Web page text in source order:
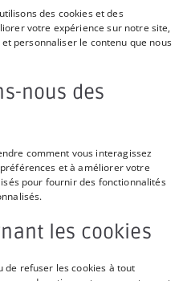
des cookies et des
votre expérience sur notre site,
personnaliser le contenu que nous
nous des
comment vous interagissez
et à améliorer votre
pour fournir des fonctionnalités
les cookies
de refuser les cookies à tout
le Bien-être
Premiers Secours
Evolution